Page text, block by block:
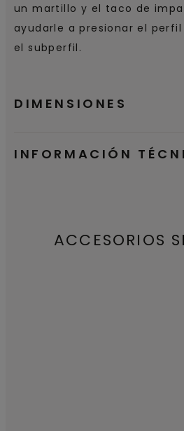
un martillo y el taco de
ayudarle a presionar el
el subperfil.
DIMENSIONES
INFORMACIÓN
ACCESORIOS